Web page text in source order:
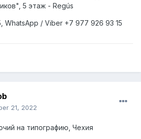
5 этаж - Regús
WhatsApp / Viber +7 977 926 93 15
21, 2022
на типографию, Чехия